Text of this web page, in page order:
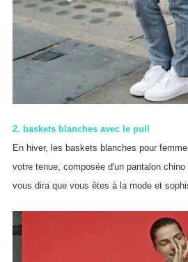
2. baskets blanches avec le pull
En hiver, les baskets blanches pour
votre tenue, composée d'un pantalon
vous dira que vous êtes à la mode et